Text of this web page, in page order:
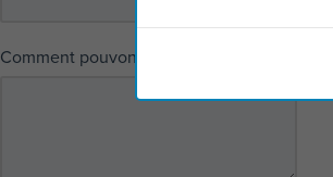
Comment pouvons-nous vous aider?